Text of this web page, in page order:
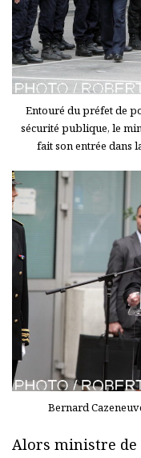
Entouré du préfet de
sécurité publique, le
fait son entrée dans
Bernard
Alors ministre de